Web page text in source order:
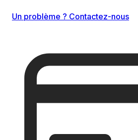
Un problème ? Contactez-nous